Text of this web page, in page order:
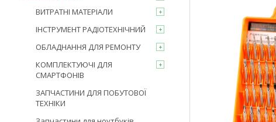
ВИТРАТНІ МАТЕРІАЛИ
ІНСТРУМЕНТ РАДІОТЕХНІЧНИЙ
ОБЛАДНАННЯ ДЛЯ РЕМОНТУ
КОМПЛЕКТУЮЧІ ДЛЯ
СМАРТФОНІВ
ЗАПЧАСТИНИ ДЛЯ ПОБУТОВОЇ
ТЕХНІКИ